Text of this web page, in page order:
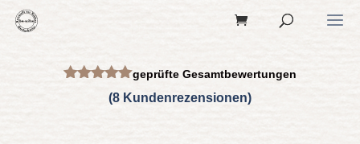
Bewertet
5.00
geprüfte Gesamtbewertungen
(8 Kundenrezensionen)